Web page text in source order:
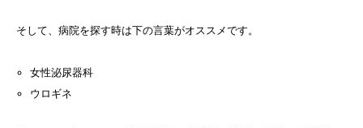
そして、病院を探す時は下の言葉がオススメです。
女性泌尿器科
ウロギネ